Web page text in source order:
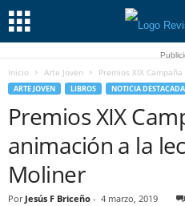
Inicio Arte Joven Premios XIX
ARTE JOVEN LIBROS NOTICIA DESTACADA
Premios XIX
animación a la
Moliner
Por Jesús F Briceño - 4 marzo, 2019